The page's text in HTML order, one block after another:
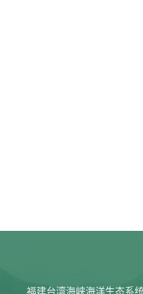
福建台湾海峡海洋生态系